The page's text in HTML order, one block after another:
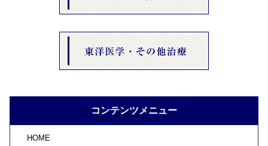
コンテンツメニュー
HOME